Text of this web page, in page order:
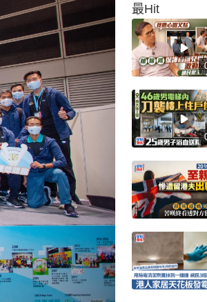
最Hit